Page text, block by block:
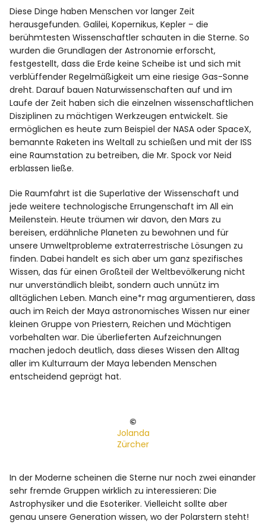
Diese Dinge haben Menschen vor langer Zeit
herausgefunden. Galilei, Kopernikus, Kepler – die
berühmtesten Wissenschaftler schauten in die Sterne. So
wurden die Grundlagen der Astronomie erforscht,
festgestellt, dass die Erde keine Scheibe ist und sich mit
verblüffender Regelmäßigkeit um eine riesige Gas-Sonne
dreht. Darauf bauen Naturwissenschaften auf und im
Laufe der Zeit haben sich die einzelnen wissenschaftlichen
Disziplinen zu mächtigen Werkzeugen entwickelt. Sie
ermöglichen es heute zum Beispiel der NASA oder SpaceX,
bemannte Raketen ins Weltall zu schießen und mit der ISS
eine Raumstation zu betreiben, die Mr. Spock vor Neid
erblassen ließe.
Die Raumfahrt ist die Superlative der Wissenschaft und
jede weitere technologische Errungenschaft im All ein
Meilenstein. Heute träumen wir davon, den Mars zu
bereisen, erdähnliche Planeten zu bewohnen und für
unsere Umweltprobleme extraterrestrische Lösungen zu
finden. Dabei handelt es sich aber um ganz spezifisches
Wissen, das für einen Großteil der Weltbevölkerung nicht
nur unverständlich bleibt, sondern auch unnütz im
alltäglichen Leben. Manch eine*r mag argumentieren, dass
auch im Reich der Maya astronomisches Wissen nur einer
kleinen Gruppe von Priestern, Reichen und Mächtigen
vorbehalten war. Die überlieferten Aufzeichnungen
machen jedoch deutlich, dass dieses Wissen den Alltag
aller im Kulturraum der Maya lebenden Menschen
entscheidend geprägt hat.
©
Jolanda
Zürcher
In der Moderne scheinen die Sterne nur noch zwei einander
sehr fremde Gruppen wirklich zu interessieren: Die
Astrophysiker und die Esoteriker. Vielleicht sollte aber
genau unsere Generation wissen, wo der Polarstern steht!